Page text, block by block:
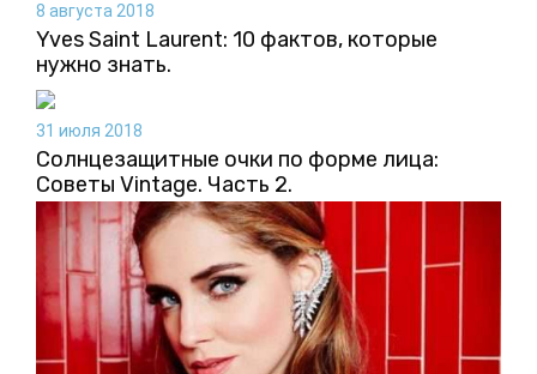
8 августа 2018
Yves Saint Laurent: 10 фактов, которые
нужно знать.
31 июля 2018
Солнцезащитные очки по форме лица:
Советы Vintage. Часть 2.